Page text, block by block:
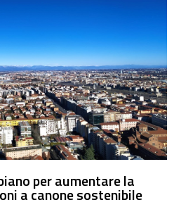
per aumentare la
a canone sostenibile